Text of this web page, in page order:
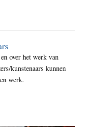
over het werk van
kunstenaars kunnen
werk.